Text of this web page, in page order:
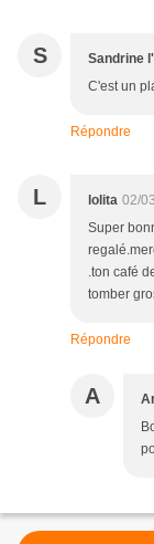
S Sandrine
C'est un
Répondre
L lolita 02/
Super
.ton café
tomber
Répondre
A